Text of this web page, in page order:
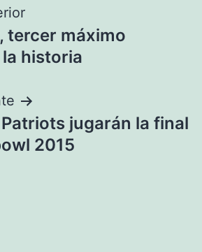
tercer máximo
historia
jugarán la final
2015